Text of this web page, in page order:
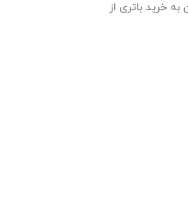
خرید باتری از